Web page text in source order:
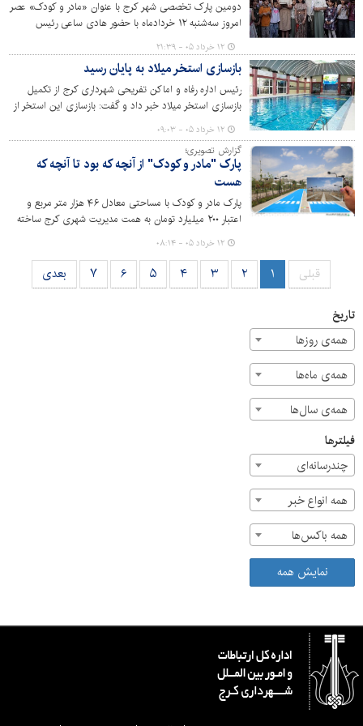
دومین پارک تخصصی شهر کرج با عنوان «مادر و کودک» عصر
امروز سه‌شنبه ۱۲ خردادماه با حضور هادی ساعی رئیس
فدراسیون تکواندو، اعضای شورای اسلامی شهر، اصحاب رسانه
و شهروندان افتتاح شد.
۱۲ خرداد ۰۵ - ۲۱:۳۹
بازسازی استخر میلاد به پایان رسید
رئیس اداره رفاه و اماکن تفریحی شهرداری کرج از تکمیل
بازسازی استخر میلاد خبر داد و گفت: بازسازی این استخر از
دی‌ماه سال گذشته شروع شد و از ابتدای هفته جاری به
چرخه خدمت به پرسنل وارد شد. در این عملیات سیستم
گرمایشی، نورپردازی، سیستم سختی‌گیر آب، دوش‌ها،
شیرآلات، سقف، رختکن و بسیاری از ایرادات فنی از جمله
حوضچه استخر بروزرسانی و رفع شد.
۱۲ خرداد ۰۵ - ۰۹:۰۳
گزارش تصویری؛
پارک "مادر و کودک" از آنچه که بود تا آنچه که
هست
پارک مادر و کودک با مساحتی معادل ۴۶ هزار متر مربع و
اعتبار ۲۰۰ میلیارد تومان به همت مدیریت شهری کرج ساخته
مسئولان، اصحاب رسانه و مردم در منطقه حصارک بالا، خیابان
بنی نجار افتتاح خواهد شد.
۱۲ خرداد ۰۵ - ۰۸:۱۴
قبلی ۱ ۲ ۳ ۴ ۵ ۶ ۷ بعدی
تاریخ
همه‌ی روزها
همه‌ی ماه‌ها
همه‌ی سال‌ها
فیلترها
چندرسانه‌ای
همه انواع خبر
همه باکس‌ها
نمایش همه